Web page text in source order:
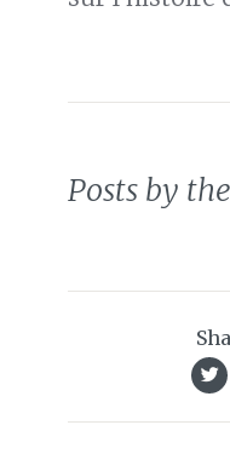
Posts by